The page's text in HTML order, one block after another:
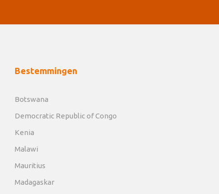
Bestemmingen
Botswana
Democratic Republic of Congo
Kenia
Malawi
Mauritius
Madagaskar